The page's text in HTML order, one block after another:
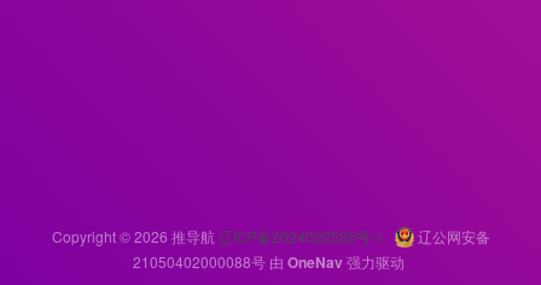
Copyright © 2026 推导航 辽ICP备2024022535号-1
辽公网安备
21050402000088号 由 OneNav强力驱动